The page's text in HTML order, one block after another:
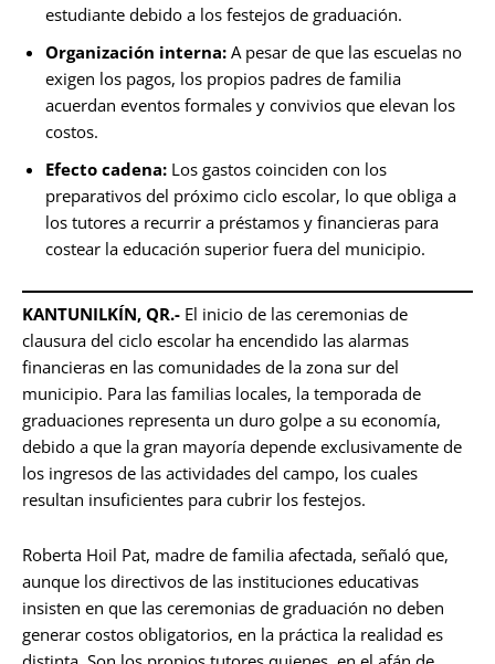
estudiante debido a los festejos de graduación.
Organización interna: A pesar de que las escuelas no
exigen los pagos, los propios padres de familia
acuerdan eventos formales y convivios que elevan los
costos.
Efecto cadena: Los gastos coinciden con los
preparativos del próximo ciclo escolar, lo que obliga a
los tutores a recurrir a préstamos y financieras para
costear la educación superior fuera del municipio.
KANTUNILKÍN, QR.- El inicio de las ceremonias de
clausura del ciclo escolar ha encendido las alarmas
financieras en las comunidades de la zona sur del
municipio. Para las familias locales, la temporada de
graduaciones representa un duro golpe a su economía,
debido a que la gran mayoría depende exclusivamente de
los ingresos de las actividades del campo, los cuales
resultan insuficientes para cubrir los festejos.
Roberta Hoil Pat, madre de familia afectada, señaló que,
aunque los directivos de las instituciones educativas
insisten en que las ceremonias de graduación no deben
generar costos obligatorios, en la práctica la realidad es